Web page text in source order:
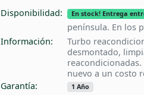
Disponibilidad: En stock! Entrega
península. En los
Información:
Turbo
desmontado,
nuevo a un costo
Garantía:
1 Año